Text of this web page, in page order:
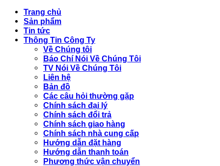
Trang chủ
Sản phẩm
Tin tức
Thông Tin Công Ty
Về Chúng tôi
Báo Chí Nói Về Chúng Tôi
TV Nói Về Chúng Tôi
Liên hệ
Bản đồ
Các câu hỏi thường gặp
Chính sách đại lý
Chính sách đổi trả
Chính sách giao hàng
Chính sách nhà cung cấp
Hướng dẫn đặt hàng
Hướng dẫn thanh toán
Phương thức vận chuyển